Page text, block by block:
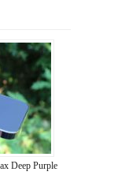
Deep Purple